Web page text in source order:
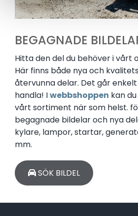
BEGAGNADE
Hitta den del du behöver i vårt
Här finns både nya och
återvunna delar. Det går
handla! Iwebbshoppen kan
vårt sortiment när som helst.
begagnade bildelar och nya
kylare, lampor, startar,
mm.
SÖK BILDEL